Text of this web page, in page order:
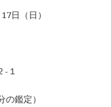
日（日）
-１
鑑定）